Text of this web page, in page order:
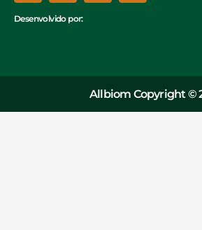
Desenvolvido por:
Allbiom Copyright ©